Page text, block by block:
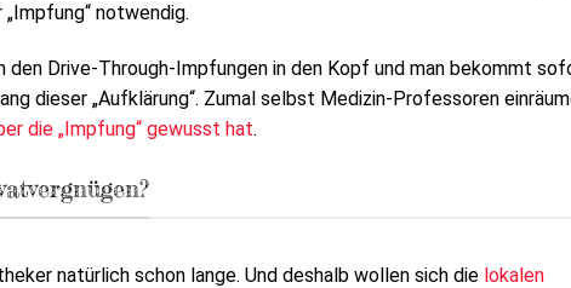
notwendig.
den Drive-Through-Impfungen in den Kopf und man bekommt
dieser „Aufklärung“. Zumal selbst Medizin-Professoren
die „Impfung“ gewusst hat.
natürlich schon lange. Und deshalb wollen sich die lokalen